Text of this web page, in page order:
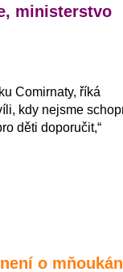
ministerstvo
Comirnaty, říká
kdy nejsme
děti doporučit,“
o